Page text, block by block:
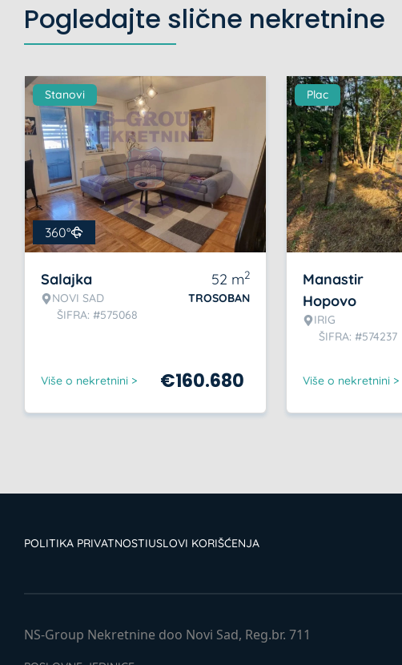
Pogledajte slične nekretnine
Stanovi
360°
Salajka
NOVI SAD
ŠIFRA: #575068
52 m2
TROSOBAN
Više o nekretnini > €160.680
Plac
Manastir
Hopovo
IRIG
ŠIFRA: #574237
Više o nekretnini >
POLITIKA PRIVATNOSTIUSLOVI KORIŠĆENJA
NS-Group Nekretnine doo Novi Sad, Reg.br. 711